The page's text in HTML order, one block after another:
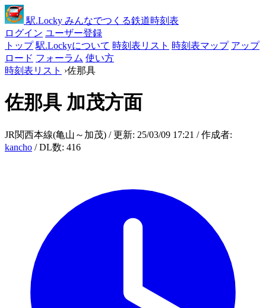
駅.Locky みんなでつくる鉄道時刻表
ログイン ユーザー登録
トップ 駅.Lockyについて 時刻表リスト 時刻表マップ アップ
ロード フォーラム 使い方
時刻表リスト ›佐那具
佐那具 加茂方面
JR関西本線(亀山～加茂) / 更新: 25/03/09 17:21 / 作成者:
kancho / DL数: 416